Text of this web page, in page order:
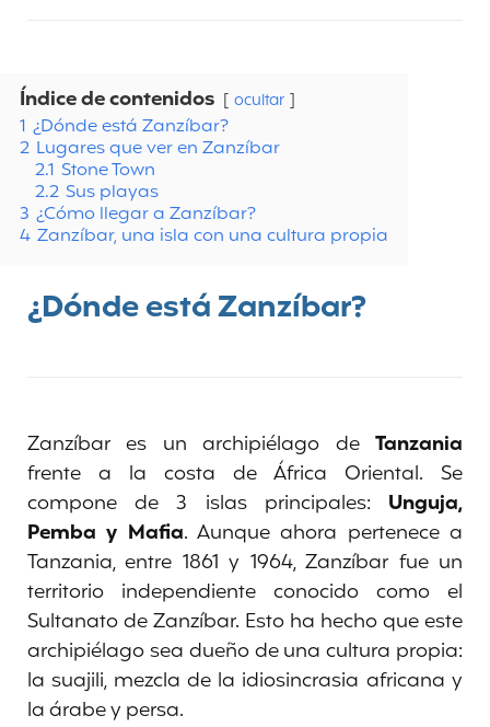
Índice de contenidos ocultar
1 ¿Dónde está Zanzíbar?
2 Lugares que ver en Zanzíbar
2.1 Stone Town
2.2 Sus playas
3 ¿Cómo llegar a Zanzíbar?
4 Zanzíbar, una isla con una cultura propia
¿Dónde está Zanzíbar?
Zanzíbar es un archipiélago deTanzania
frente a la costa de África Oriental. Se
compone de 3 islas principales: Unguja,
Pemba y Mafia. Aunque ahora pertenece a
Tanzania, entre 1861 y 1964, Zanzíbar fue un
territorio independiente conocido como el
Sultanato de Zanzíbar. Esto ha hecho que este
archipiélago sea dueño de una cultura propia:
la suajili, mezcla de la idiosincrasia africana y
la árabe y persa.